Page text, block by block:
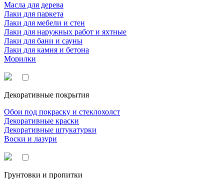
Масла для дерева
Лаки для паркета
Лаки для мебели и стен
Лаки для наружных работ и яхтные
Лаки для бани и сауны
Лаки для камня и бетона
Морилки
Декоративные покрытия
Обои под покраску и стеклохолст
Декоративные краски
Декоративные штукатурки
Воски и лазури
Грунтовки и пропитки